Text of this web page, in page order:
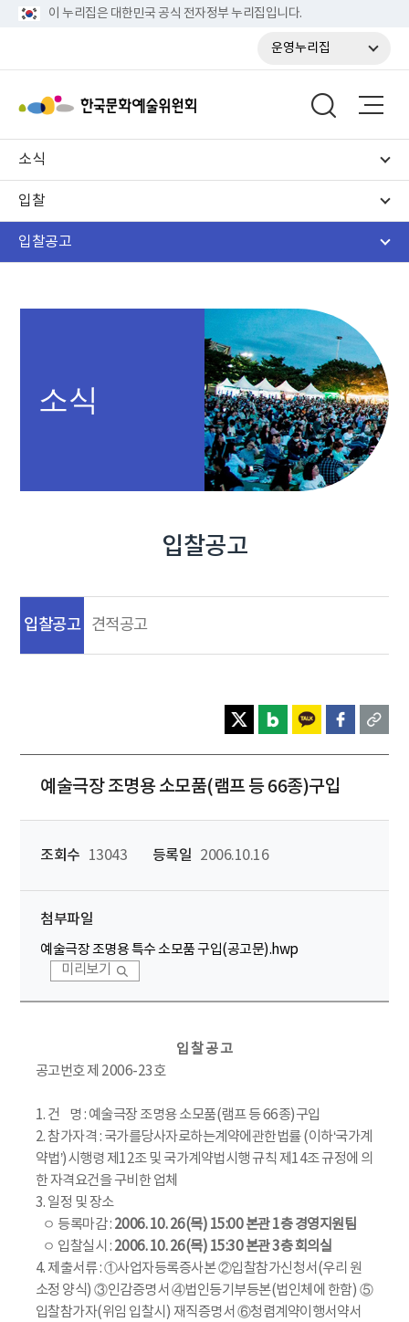
이 누리집은 대한민국 공식 전자정부 누리집입니다.
운영누리집
소식
입찰
입찰공고
소식
입찰공고
입찰공고 견적공고
예술극장 조명용 소모품(램프 등 66종)구입
조회수 13043 등록일 2006.10.16
첨부파일
예술극장 조명용 특수 소모품 구입(공고문).hwp
미리보기
입 찰 공 고
공고번호 제 2006-23호
1. 건 명 : 예술극장 조명용 소모품(램프 등 66종)구입
2. 참가자격 : 국가를당사자로하는계약에관한법률 (이하‘국가계
약법’)시행령 제12조 및 국가계약법시행 규칙 제14조 규정에 의
한 자격요건을 구비한 업체
3. 일정 및 장소
ㅇ 등록마감 : 2006. 10. 26(목) 15:00 본관 1층 경영지원팀
ㅇ 입찰실시 : 2006. 10. 26(목) 15:30 본관 3층 회의실
4. 제출서류 : ①사업자등록증사본 ②입찰참가신청서(우리 원
소정 양식) ③인감증명서 ④법인등기부등본(법인체에 한함) ⑤
입찰참가자(위임 입찰시) 재직증명서 ⑥청렴계약이행서약서